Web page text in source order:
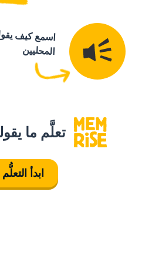
اسمع كيف
المحليين
تعلَّم ما
ابدأ